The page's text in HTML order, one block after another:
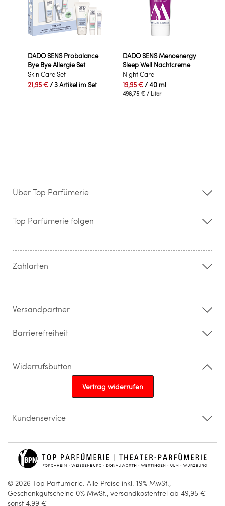
DADO SENS Probalance
Bye Bye Allergie Set
Skin Care Set
21,95 €/ 3 Artikel im Set
DADO SENS Menoenergy
Sleep Well Nachtcreme
Night Care
19,95 €/ 40 ml
498,75 € / Liter
Über Top Parfümerie
Storefinder
Kontakt
Widerrufsrecht & Rückgabebedingungen
Top Parfümerie folgen
Zahlarten
Versandpartner
Barrierefreiheit
Widerrufsbutton
Vertrag widerrufen
Kundenservice
info@topparfuemerie.de
© 2026 Top Parfümerie. Alle Preise inkl. 19% MwSt.,
Geschenkgutscheine 0% MwSt., versandkostenfrei ab 49,95 €
sonst 4,99 €